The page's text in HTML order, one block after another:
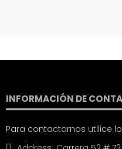
INFORMACIÓN DE
Para contactarnos utilice